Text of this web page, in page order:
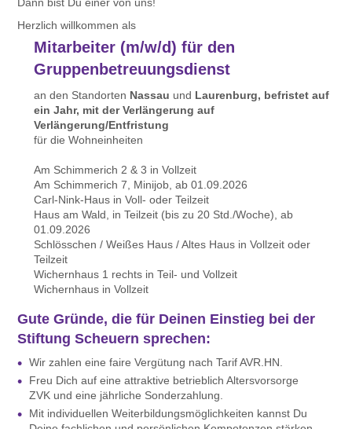
Herzlich willkommen als
Mitarbeiter (m/w/d) für den
Gruppenbetreuungsdienst
an den Standorten Nassau und Laurenburg, befristet auf
ein Jahr, mit der Verlängerung auf
Verlängerung/Entfristung
für die Wohneinheiten
Am Schimmerich 2 & 3 in Vollzeit
Am Schimmerich 7, Minijob, ab 01.09.2026
Carl-Nink-Haus in Voll- oder Teilzeit
Haus am Wald, in Teilzeit (bis zu 20 Std./Woche), ab
01.09.2026
Schlösschen / Weißes Haus / Altes Haus in Vollzeit oder
Teilzeit
Wichernhaus 1 rechts in Teil- und Vollzeit
Wichernhaus in Vollzeit
Gute Gründe, die für Deinen Einstieg bei der
Stiftung Scheuern sprechen:
Wir zahlen eine faire Vergütung nach Tarif AVR.HN.
Freu Dich auf eine attraktive betrieblich Altersvorsorge
ZVK und eine jährliche Sonderzahlung.
Mit individuellen Weiterbildungsmöglichkeiten kannst Du